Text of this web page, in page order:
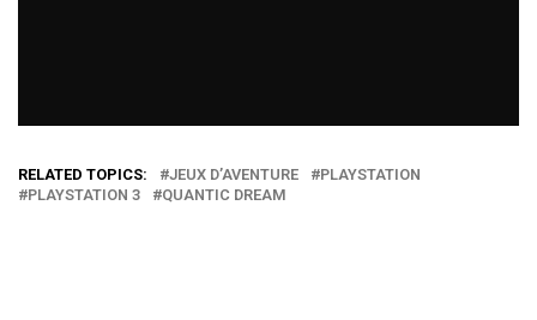
RELATED TOPICS: JEUX D’AVENTURE
PLAYSTATION
PLAYSTATION 3
QUANTIC DREAM